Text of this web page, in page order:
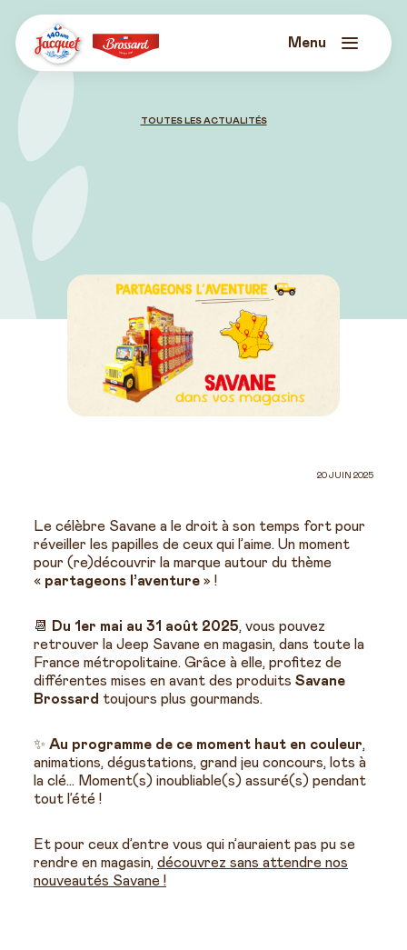
content
Jacquet
Menu
TOUTES LES ACTUALITÉS
20 JUIN 2025
Le célèbre Savane a le droit à son temps fort pour
réveiller les papilles de ceux qui l’aime. Un moment
pour (re)découvrir la marque autour du thème
« partageons l’aventure » !
📆 Du 1er mai au 31 août 2025, vous pouvez
retrouver la Jeep Savane en magasin, dans toute la
France métropolitaine. Grâce à elle, profitez de
différentes mises en avant des produits Savane
Brossard toujours plus gourmands.
✨ Au programme de ce moment haut en couleur,
animations, dégustations, grand jeu concours, lots à
la clé… Moment(s) inoubliable(s) assuré(s) pendant
tout l’été !
Et pour ceux d’entre vous qui n’auraient pas pu se
rendre en magasin, découvrez sans attendre nos
nouveautés Savane !